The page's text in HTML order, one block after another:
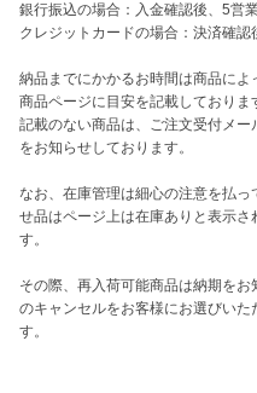
銀行振込の場合：入金確認後、5営
クレジットカードの場合：決済確認
納品までにかかるお時間は商品によ
商品ページに目安を記載しておりま
記載のない商品は、ご注文受付メ
をお知らせしております。
なお、在庫管理は細心の注意を払
せ品はページ上は在庫ありと表示
す。
その際、再入荷可能商品は納期を
のキャンセルをお客様にお選びい
す。